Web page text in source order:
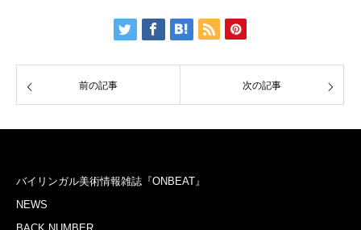
前の記事 次の記事
バイリンガル美術情報雑誌『ONBEAT』
NEWS